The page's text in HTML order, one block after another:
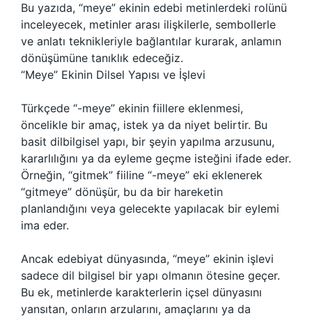
Bu yazıda, “meye” ekinin edebi metinlerdeki rolünü
inceleyecek, metinler arası ilişkilerle, sembollerle
ve anlatı teknikleriyle bağlantılar kurarak, anlamın
dönüşümüne tanıklık edeceğiz.
“Meye” Ekinin Dilsel Yapısı ve İşlevi
Türkçede “-meye” ekinin fiillere eklenmesi,
öncelikle bir amaç, istek ya da niyet belirtir. Bu
basit dilbilgisel yapı, bir şeyin yapılma arzusunu,
kararlılığını ya da eyleme geçme isteğini ifade eder.
Örneğin, “gitmek” fiiline “-meye” eki eklenerek
“gitmeye” dönüşür, bu da bir hareketin
planlandığını veya gelecekte yapılacak bir eylemi
ima eder.
Ancak edebiyat dünyasında, “meye” ekinin işlevi
sadece dil bilgisel bir yapı olmanın ötesine geçer.
Bu ek, metinlerde karakterlerin içsel dünyasını
yansıtan, onların arzularını, amaçlarını ya da